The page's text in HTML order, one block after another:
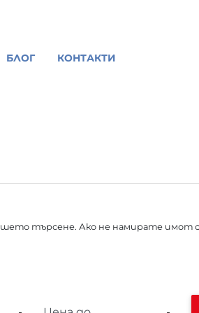
БЛОГ КОНТАКТИ
търсене. Ако не намирате имот